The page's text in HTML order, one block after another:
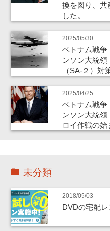
換を図り、共
した。
2025/05/30
ベトナム戦
ンソン大統
（SA-２）対
2025/04/25
ベトナム戦
ンソン大統
ロイ作戦の
未分類
2018/05/03
DVDの宅配